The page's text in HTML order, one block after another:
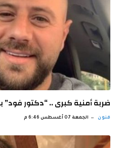
ضربة أمنية كبرى .. “دكتور فود”
فنون الجمعة 07 أغسطس 6:46 م